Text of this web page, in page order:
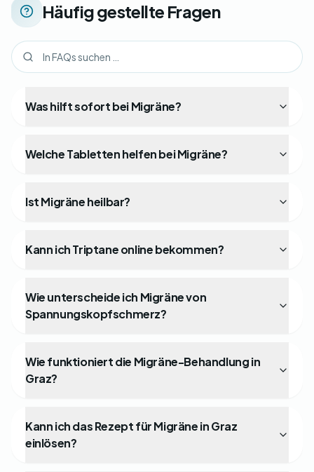
Häufig gestellte Fragen
Was hilft sofort bei Migräne?
Welche Tabletten helfen bei Migräne?
Ist Migräne heilbar?
Kann ich Triptane online bekommen?
Wie unterscheide ich Migräne von
Spannungskopfschmerz?
Wie funktioniert die Migräne-Behandlung in
Graz?
Kann ich das Rezept für Migräne in Graz
einlösen?